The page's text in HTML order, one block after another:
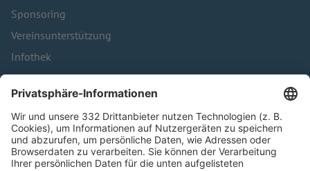
Sponsoring
Vereinsunterstützung
Infothek
Kontakt
HÄUFIG BESUCHTE SEITEN
Pässe und Vereinswechsel
Trainerausbildung